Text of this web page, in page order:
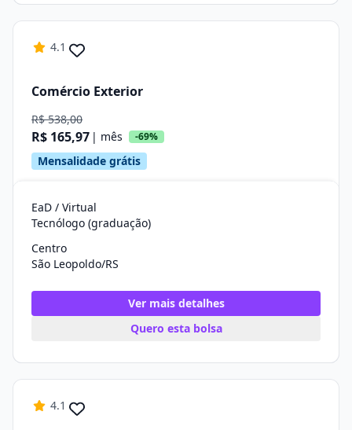
4.1
Comércio Exterior
R$ 538,00
R$ 165,97 | mês -69%
Mensalidade grátis
EaD / Virtual
Tecnólogo (graduação)
Centro
São Leopoldo/RS
Ver mais detalhes
Quero esta bolsa
4.1